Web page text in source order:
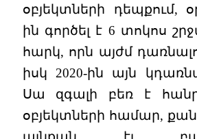
օբյեկտների դեպքում,
ին գործել է 6 տոկոս
հարկ, որն այժմ
իսկ 2020-ին այն
Սա զգալի բեռ է
օբյեկտների համար,